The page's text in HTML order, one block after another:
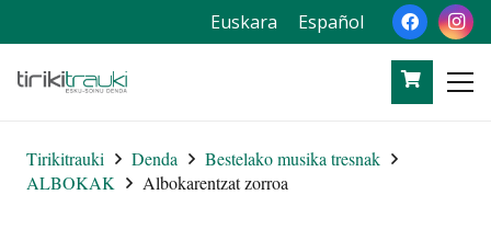
Euskara Español
Tirikitrauki Denda
Bestelako musika tresnak
ALBOKAK
Albokarentzat zorroa